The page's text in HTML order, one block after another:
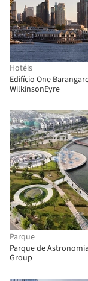
Hotéis
Edifício One
WilkinsonEyre
Parque
Parque de
Group